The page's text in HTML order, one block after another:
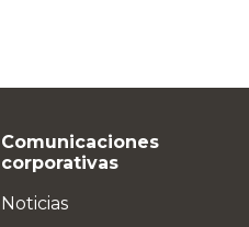
Comunicaciones
corporativas
Noticias